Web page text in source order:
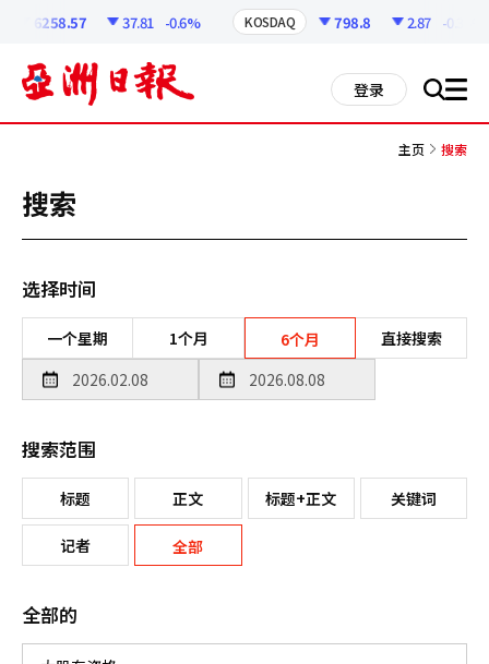
6258.57 37.81 -0.6% KOSDAQ 798.8 2.87 -0.36%
登录 搜 all
主页 搜索
搜索
选择时间
一个星期 1个月 6个月 直接搜索
搜索范围
标题 正文 标题+正文 关键词
记者 全部
全部的